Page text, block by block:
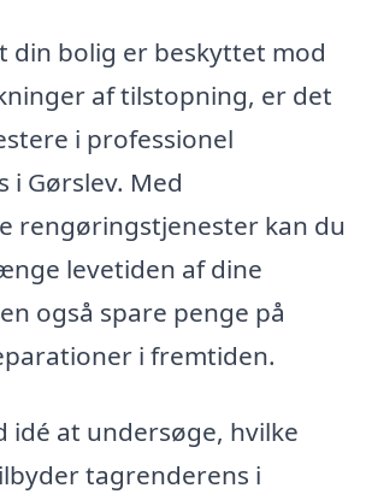
din bolig er beskyttet mod
af tilstopning, er det
i professionel
Gørslev. Med
rengøringstjenester kan du
levetiden af dine
også spare penge på
i fremtiden.
idé at undersøge, hvilke
tagrenderens i